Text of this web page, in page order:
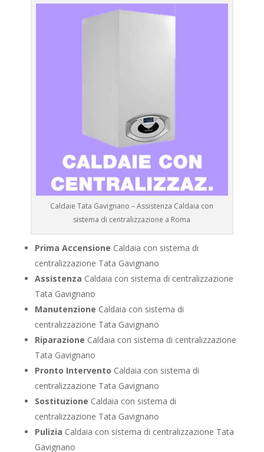
Caldaie Tata Gavignano – Assistenza Caldaia con
sistema di centralizzazione a Roma
Prima Accensione Caldaia con sistema di
centralizzazione Tata Gavignano
Assistenza Caldaia con sistema di centralizzazione
Tata Gavignano
Manutenzione Caldaia con sistema di
centralizzazione Tata Gavignano
Riparazione Caldaia con sistema di centralizzazione
Tata Gavignano
Pronto Intervento Caldaia con sistema di
centralizzazione Tata Gavignano
Sostituzione Caldaia con sistema di
centralizzazione Tata Gavignano
Pulizia Caldaia con sistema di centralizzazione Tata
Gavignano